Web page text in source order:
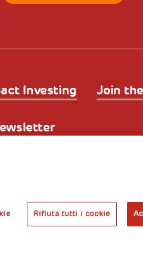
Investing Join
Rifiuta tutti i cookie